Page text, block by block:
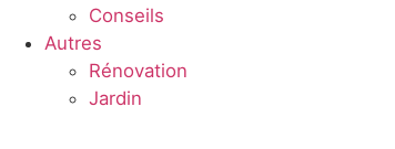
Conseils
Autres
Rénovation
Jardin